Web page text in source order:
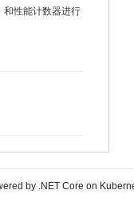
和性能计数器进行
by .NET Core on